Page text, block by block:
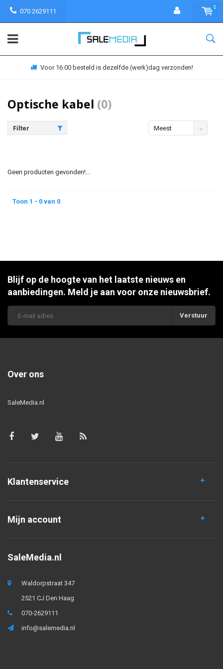
070 2629111
0
Voor 16:00 besteld is dezelfde (werk)dag verzonden!
Optische kabel (0)
Filter
Meest
Geen producten gevonden!...
Toon 1 - 0 van 0
Blijf op de hoogte van het laatste nieuws en
aanbiedingen. Meld je aan voor onze nieuwsbrief.
Verstuur
Over ons
SaleMedia.nl
Klantenservice
Mijn account
SaleMedia.nl
Waldorpstraat 347
2521 CJ Den Haag
070-2629111
info@salemedia.nl